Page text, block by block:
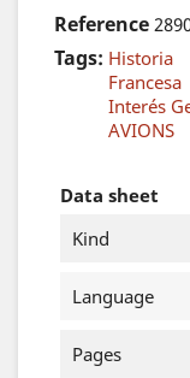
Reference
Tags: Historia
Francesa
Interés
AVIONS
Data sheet
Kind
Language
Pages